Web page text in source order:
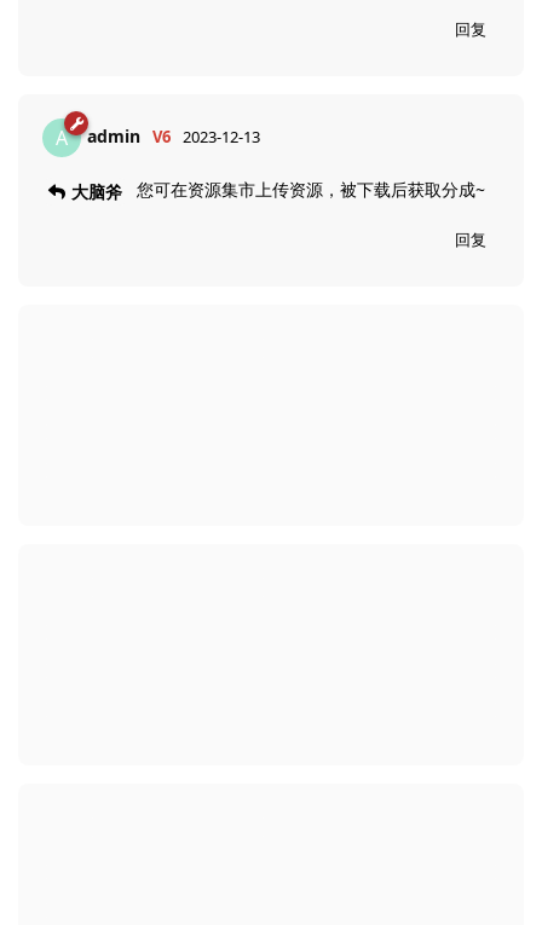
回复
A admin V6 2023-12-13
大脑斧 您可在资源集市上传资源，被下载后获取分成~
回复